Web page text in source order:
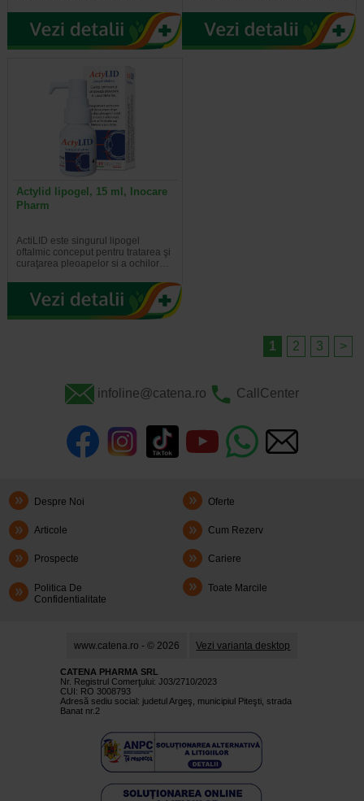
Actylid lipogel, 15 ml, Inocare
Pharm
ActiLID este singurul lipogel
oftalmic conceput pentru tratarea şi
curaţarea pleoapelor si a ochilor…
1 2 3 >
infoline@catena.ro CallCenter
Despre Noi Oferte
Articole Cum Rezerv
Prospecte Cariere
Politica De
Confidentialitate
Toate Marcile
www.catena.ro - © 2026 Vezi varianta desktop
CATENA PHARMA SRL
Nr. Registrul Comerţului: J03/2710/2023
CUI: RO 3008793
Adresă sediu social: judetul Argeş, municipiul Piteşti, strada
Banat nr.2